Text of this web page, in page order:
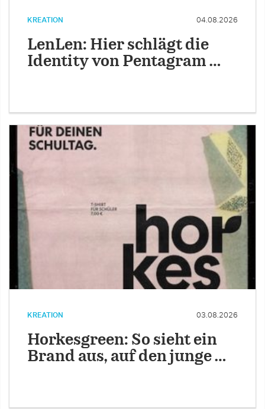
KREATION 04.08.2026
LenLen: Hier schlägt die
Identity von Pentagram …
KREATION 03.08.2026
Horkesgreen: So sieht ein
Brand aus, auf den junge …